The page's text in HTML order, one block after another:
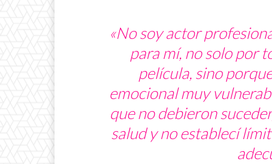
«No soy actor
para mí, no solo por
película, sino
emocional muy
que no debieron
salud y no establecí